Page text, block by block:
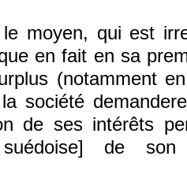
moyen, qui est
en fait en sa
(notamment
société
de ses intérêts
suédoise] de